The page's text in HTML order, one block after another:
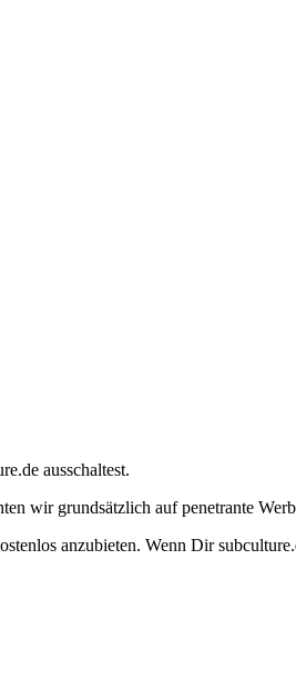
ausschaltest.
wir grundsätzlich auf penetrante
anzubieten. Wenn Dir